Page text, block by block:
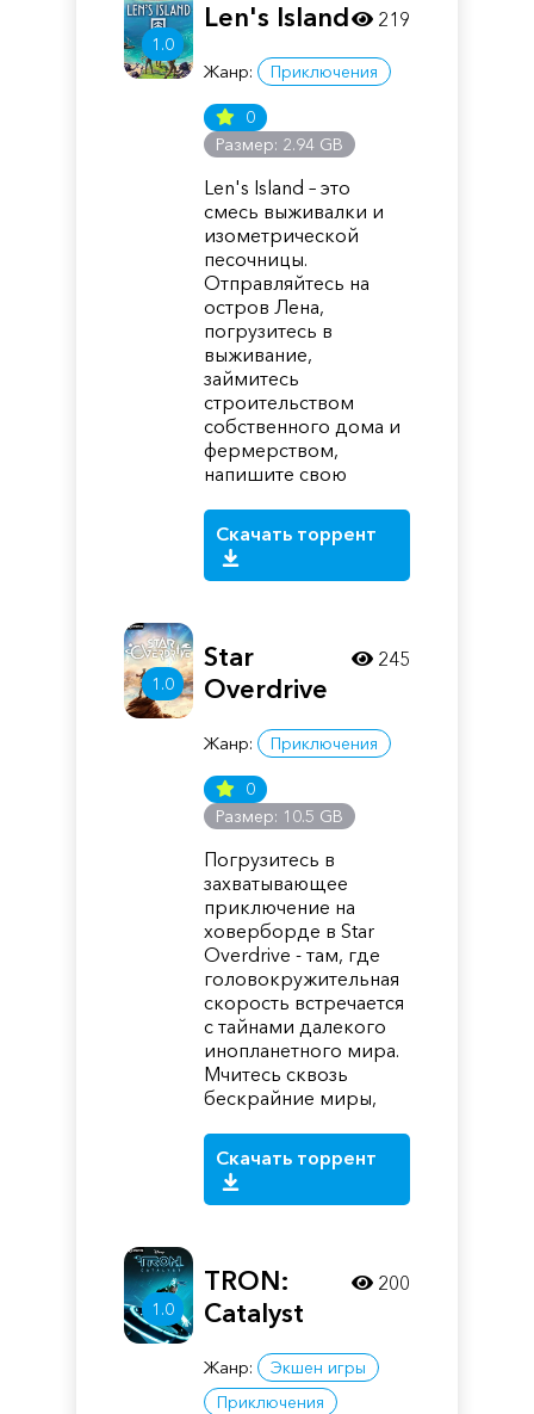
1.0
Len's Island
Жанр: Приключения
0
Размер: 2.94 GB
Len's Island – это
смесь выживалки и
изометрической
песочницы.
Отправляйтесь на
остров Лена,
погрузитесь в
выживание,
займитесь
строительством
собственного дома и
фермерством,
напишите свою
Скачать торрент
219
1.0
Star
Overdrive
Жанр: Приключения
0
Размер: 10.5 GB
Погрузитесь в
захватывающее
приключение на
ховерборде в Star
Overdrive - там, где
головокружительная
скорость встречается
с тайнами далекого
инопланетного мира.
Мчитесь сквозь
бескрайние миры,
Скачать торрент
245
1.0
TRON:
Catalyst
Жанр:
Экшен игры
Приключения
200